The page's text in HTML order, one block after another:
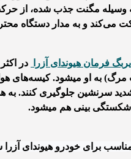
وسیله مگنت جذب شده، از
می‌کند و به مدار دستگاه
ایربگ فرمان هیوندای آزرا
در
مرگ) به او میشود. کیسه‌های هوا
سرنشین جلوگیری کنند. به
بینی هم میشود.
خودرو هیوندای آزرا سال 2006-2007-2008-